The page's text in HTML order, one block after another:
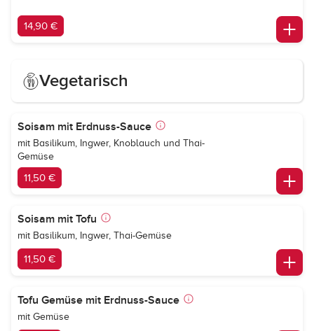
14,90 €
Vegetarisch
Soisam mit Erdnuss-Sauce
mit Basilikum, Ingwer, Knoblauch und Thai-
Gemüse
11,50 €
Soisam mit Tofu
mit Basilikum, Ingwer, Thai-Gemüse
11,50 €
Tofu Gemüse mit Erdnuss-Sauce
mit Gemüse